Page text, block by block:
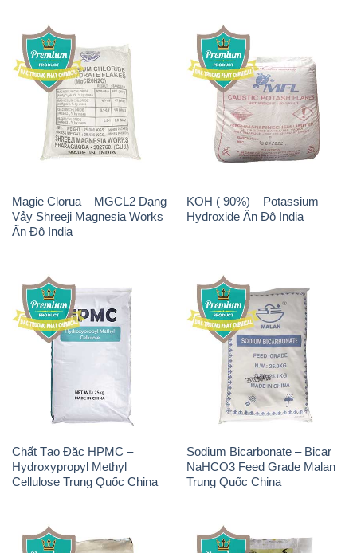
Magie Clorua – MGCL2 Dạng
Vảy Shreeji Magnesia Works
Ấn Độ India
KOH ( 90%) – Potassium
Hydroxide Ấn Độ India
Chất Tạo Đặc HPMC –
Hydroxypropyl Methyl
Cellulose Trung Quốc China
Sodium Bicarbonate – Bicar
NaHCO3 Feed Grade Malan
Trung Quốc China